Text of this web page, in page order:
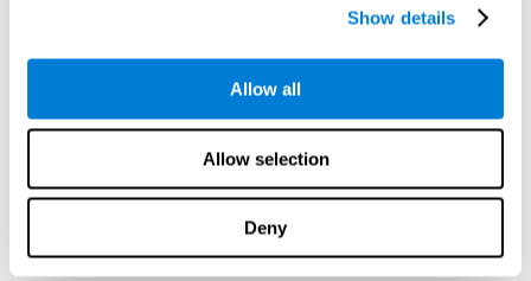
Show details
Allow all
Allow selection
Deny
Quando tivermos completado a recolha de dados do estudo,
Análise estatística
os dados estatísticos descritivos, as correlações par a par dos
parâmetros e uma análise Clúster hierárquica com o estatístico D
Resultados e conclusões